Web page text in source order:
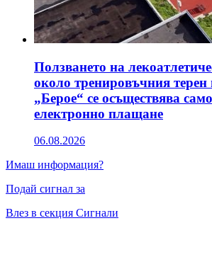
Ползването на
около тренировъчния терен
„Берое“ се осъществява
електронно плащане
06.08.2026
Имаш информация?
Подай сигнал за
Влез в секция Сигнали